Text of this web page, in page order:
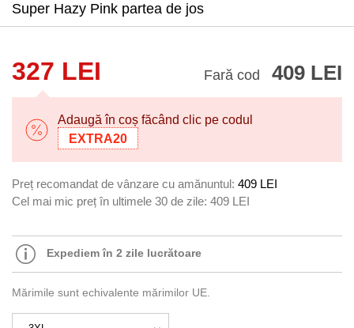
Super Hazy Pink partea de jos
327 LEI Fară cod 409 LEI
Adaugă în coș făcând clic pe codul
EXTRA20
Preț recomandat de vânzare cu amănuntul: 409 LEI
Cel mai mic preț în ultimele 30 de zile: 409 LEI
Expediem în 2 zile lucrătoare
Mărimile sunt echivalente mărimilor UE.